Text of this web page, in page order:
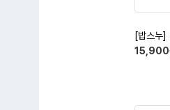
[밥스누]
15,900